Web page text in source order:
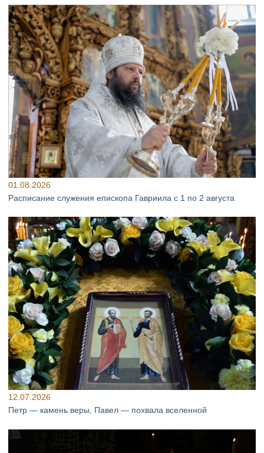
01.08.2026
Расписание служения епископа Гавриила с 1 по 2 августа
12.07.2026
Петр — камень веры, Павел — похвала вселенной